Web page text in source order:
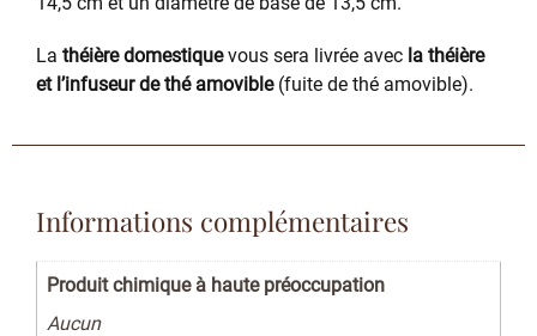
La théière domestiquevous sera livrée avec la théière
et l’infuseur de thé amovible(fuite de thé amovible).
Informations complémentaires
Produit chimique à haute préoccupation
Aucun